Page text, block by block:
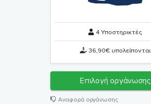
4 Υποστηρικτές
36,90€ υπολείπονται
Επιλογή οργάνωσης
Αναφορά οργάνωσης